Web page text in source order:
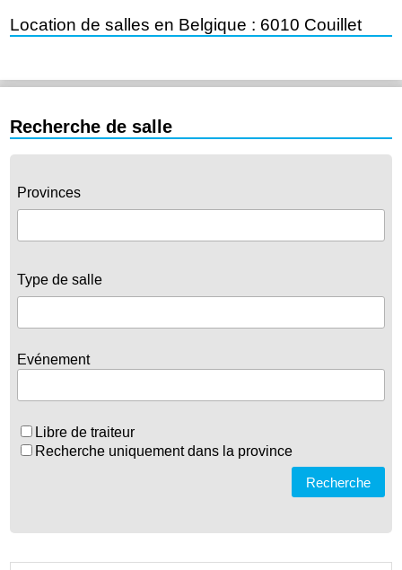
Location de salles en Belgique : 6010 Couillet
Recherche de salle
Provinces
Type de salle
Evénement
Libre de traiteur
Recherche uniquement dans la province
Recherche